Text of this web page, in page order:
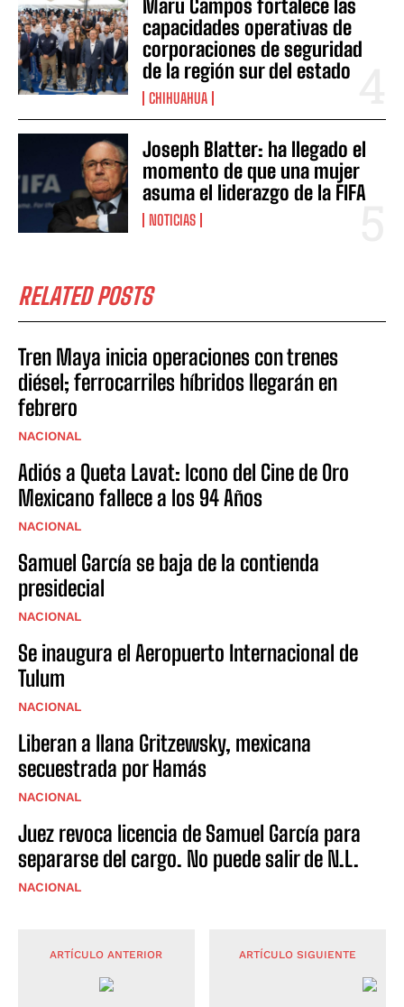
Maru Campos fortalece las
capacidades operativas de
corporaciones de seguridad
de la región sur del estado
CHIHUAHUA
Joseph Blatter: ha llegado el
momento de que una mujer
asuma el liderazgo de la FIFA
NOTICIAS
RELATED POSTS
Tren Maya inicia operaciones con trenes
diésel; ferrocarriles híbridos llegarán en
febrero
NACIONAL
Adiós a Queta Lavat: Icono del Cine de Oro
Mexicano fallece a los 94 Años
NACIONAL
Samuel García se baja de la contienda
presidecial
NACIONAL
Se inaugura el Aeropuerto Internacional de
Tulum
NACIONAL
Liberan a Ilana Gritzewsky, mexicana
secuestrada por Hamás
NACIONAL
Juez revoca licencia de Samuel García para
separarse del cargo. No puede salir de N.L.
NACIONAL
ARTÍCULO ANTERIOR ARTÍCULO SIGUIENTE